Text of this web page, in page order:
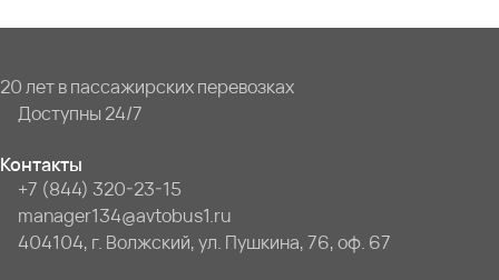
20 лет в пассажирских перевозках
Доступны 24/7
Контакты
+7 (844) 320-23-15
manager134@avtobus1.ru
404104, г. Волжский, ул. Пушкина, 76, оф. 67